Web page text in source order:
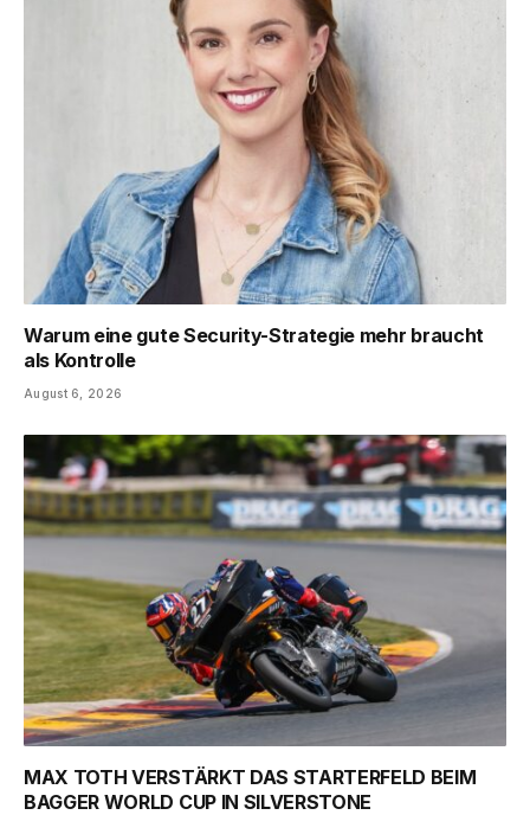
Warum eine gute Security-Strategie mehr braucht
als Kontrolle
August 6, 2026
MAX TOTH VERSTÄRKT DAS STARTERFELD BEIM
BAGGER WORLD CUP IN SILVERSTONE